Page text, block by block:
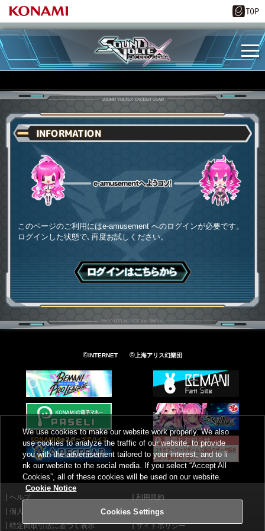
INFORMATION
このページのご利用にはe-amusement へのログインが必要です。
ログインした状態で､再度お試しください。
ログインはこちら
©INTERNET ©上海アリス幻樂団
ヘルプ
利用規約
個人情報等保護方針
外部送信について
特定商取引法に基づく表示
サイトポリシー
We use cookies to make our website work properly. We also
use cookies to analyze the traffic of our website, to provide
you with the advertisement tailored to your interest, and to li
nk our website to the social media. If you select “Accept All
Cookies”, all of these cookies will be used on our website.
Cookie Notice
Cookies Settings